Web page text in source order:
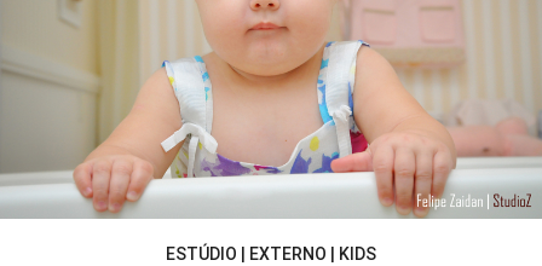
ESTÚDIO | EXTERNO | KIDS